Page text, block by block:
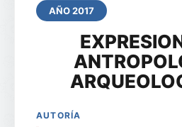
AÑO 2017
AUTORÍA